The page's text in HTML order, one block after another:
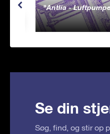
Antlia -
Se din
Søg, find, og stir op